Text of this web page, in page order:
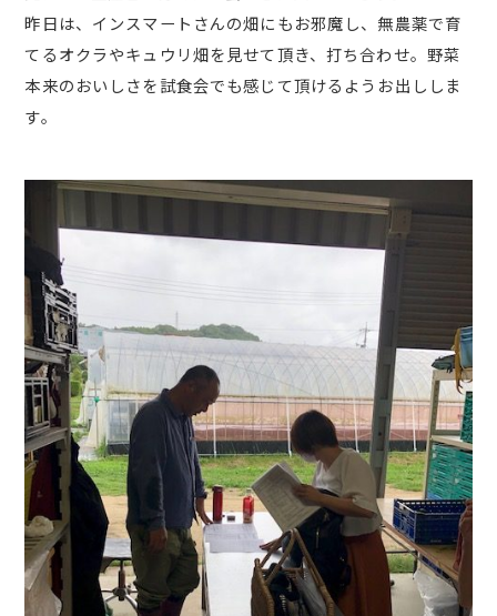
昨日は、インスマートさんの畑にもお邪魔し、無農薬で育
てるオクラやキュウリ畑を見せて頂き、打ち合わせ。野菜
本来のおいしさを試食会でも感じて頂けるようお出ししま
す。